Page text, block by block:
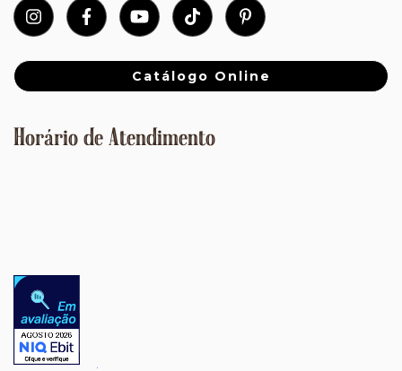
Catálogo Online
Horário de Atendimento